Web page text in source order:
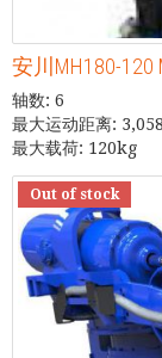
安川MH180-120
轴数: 6
最大运动距离:
最大载荷: 120kg
Out of stock